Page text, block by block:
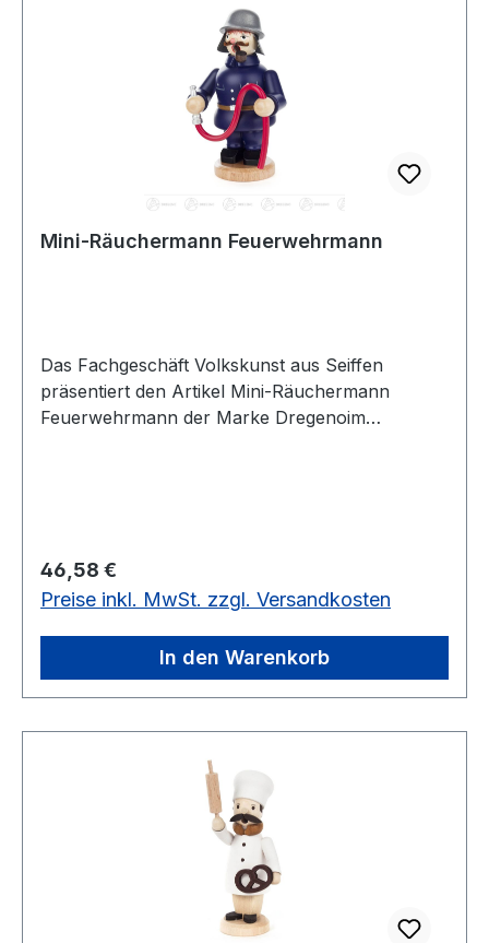
Mini-Räuchermann Feuerwehrmann
Das Fachgeschäft Volkskunst aus Seiffen
präsentiert den Artikel Mini-Räuchermann
Feuerwehrmann der Marke Dregenoim
Regulärer Preis:
46,58 €
Preise inkl. MwSt. zzgl. Versandkosten
In den Warenkorb